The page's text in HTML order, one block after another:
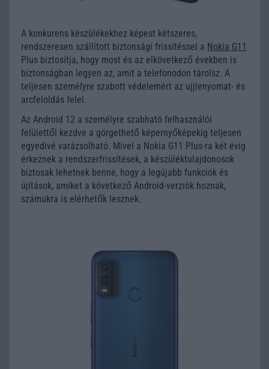
A konkurens készülékekhez képest kétszeres,
rendszeresen szállított biztonsági frissítéssel a Nokia G11
Plus biztosítja, hogy most és az elkövetkező években is
biztonságban legyen az, amit a telefonodon tárolsz. A
teljesen személyre szabott védelemért az ujjlenyomat- és
arcfeloldás felel.
Az Android 12 a személyre szabható felhasználói
felülettől kezdve a görgethető képernyőképekig teljesen
egyedivé varázsolható. Mivel a Nokia G11 Plus-ra két évig
érkeznek a rendszerfrissítések, a készüléktulajdonosok
biztosak lehetnek benne, hogy a legújabb funkciók és
újítások, amiket a következő Android-verziók hoznak,
számukra is elérhetők lesznek.